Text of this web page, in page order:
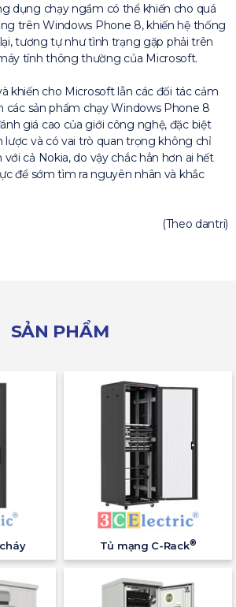
dụng chạy ngầm có thể khiến cho quá
trên Windows Phone 8, khiến hệ thống
tương tự như tình trạng gặp phải trên
tính thông thường của Microsoft.
khiến cho Microsoft lẫn các đối tác cảm
các sản phẩm chạy Windows Phone 8
giá cao của giới công nghệ, đặc biệt
lược và có vai trò quan trọng không chỉ
cả Nokia, do vậy chắc hẳn hơn ai hết
để sớm tìm ra nguyên nhân và khắc
(Theo dantri)
SẢN PHẨM
Tủ mạng C-Rack®